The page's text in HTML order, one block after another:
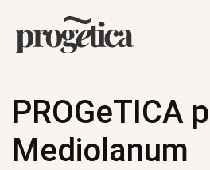
PROGeTICA
Mediolanum